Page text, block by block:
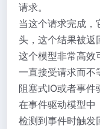
请求。
当这个请求完成，
头，这个结果被返
这个模型非常高
一直接受请求而不
阻塞式IO或者事件
在事件驱动模型中
检测到事件时触发